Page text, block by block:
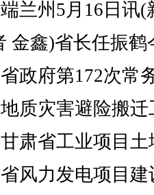
州5月16日讯(
金鑫)省长任振鹤
政府第172次常
质灾害避险搬迁
肃省工业项目土
风力发电项目建